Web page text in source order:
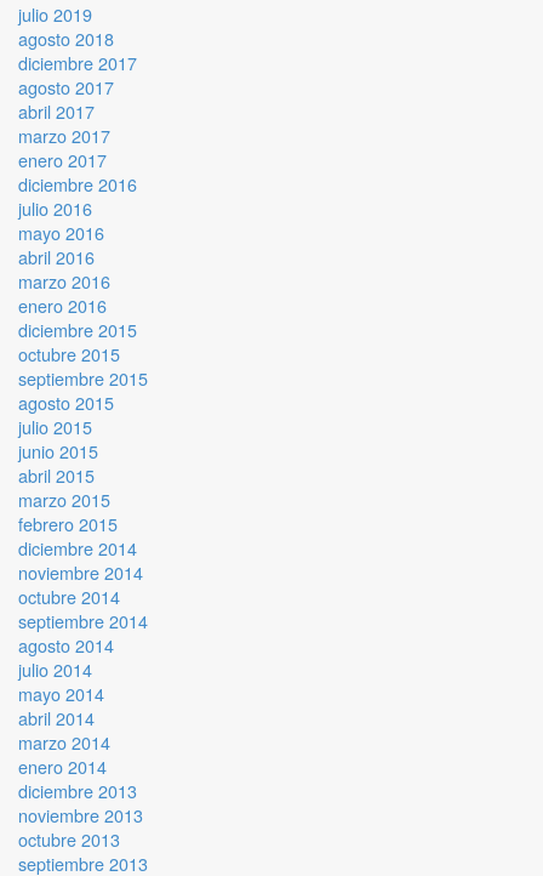
julio 2019
agosto 2018
diciembre 2017
agosto 2017
abril 2017
marzo 2017
enero 2017
diciembre 2016
julio 2016
mayo 2016
abril 2016
marzo 2016
enero 2016
diciembre 2015
octubre 2015
septiembre 2015
agosto 2015
julio 2015
junio 2015
abril 2015
marzo 2015
febrero 2015
diciembre 2014
noviembre 2014
octubre 2014
septiembre 2014
agosto 2014
julio 2014
mayo 2014
abril 2014
marzo 2014
enero 2014
diciembre 2013
noviembre 2013
octubre 2013
septiembre 2013